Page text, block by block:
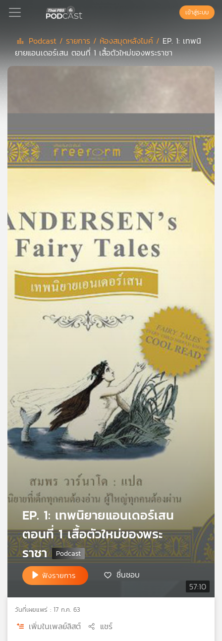
Podcast
ลิ
แนะนำ
เพล
ของ
คุณ
บทความ
เกี่ยว
กับ
เรา
เครือ
พี
แผนที่
เครือ
เข้าสู่ระบบ
Podcast / รายการ / ห้องสมุดหลังไมค์ / EP. 1: เทพนิ
ยายแอนเดอร์เสน ตอนที่ 1 เสื้อตัวใหม่ของพระราชา
57:10
EP. 1: เทพนิยายแอนเดอร์เสน
ตอนที่ 1 เสื้อตัวใหม่ของพระ
ราชา
ฟังรายการ ชื่นชอบ
วันที่เผยแพร่ : 17 ก.ค. 63
เพิ่มในเพลย์ลิสต์ แชร์